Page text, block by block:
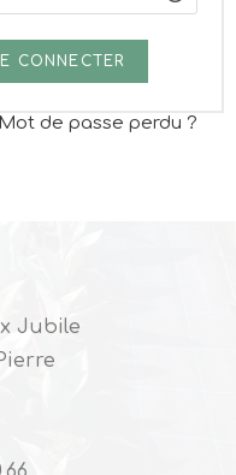
CONNECTER
Mot de passe perdu ?
Jubile